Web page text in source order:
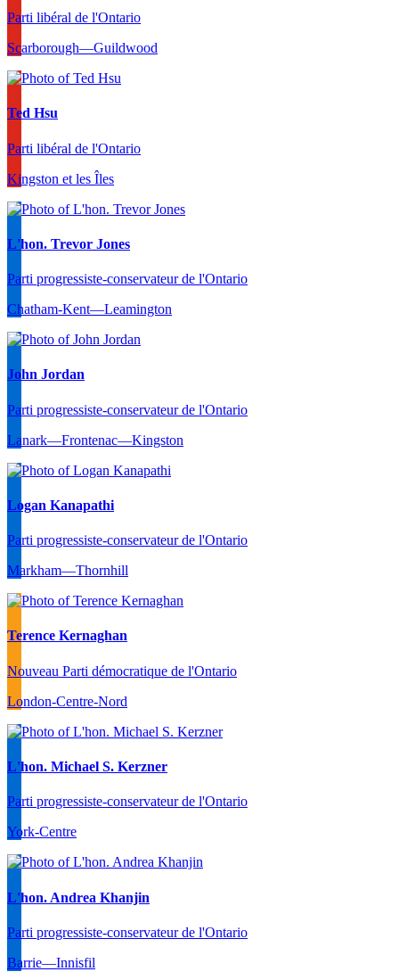
Parti libéral de l'Ontario
Scarborough—Guildwood
Ted Hsu
Parti libéral de l'Ontario
Kingston et les Îles
L'hon. Trevor Jones
Parti progressiste-conservateur de l'Ontario
Chatham-Kent—Leamington
John Jordan
Parti progressiste-conservateur de l'Ontario
Lanark—Frontenac—Kingston
Logan Kanapathi
Parti progressiste-conservateur de l'Ontario
Markham—Thornhill
Terence Kernaghan
Nouveau Parti démocratique de l'Ontario
London-Centre-Nord
L'hon. Michael S. Kerzner
Parti progressiste-conservateur de l'Ontario
York-Centre
L'hon. Andrea Khanjin
Parti progressiste-conservateur de l'Ontario
Barrie—Innisfil